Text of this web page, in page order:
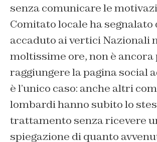
senza comunicare le
Comitato locale ha segnalato
accaduto ai vertici Nazionali
moltissime ore, non è ancora
raggiungere la pagina social
è l’unico caso: anche altri
lombardi hanno subito lo
trattamento senza ricevere
spiegazione di quanto